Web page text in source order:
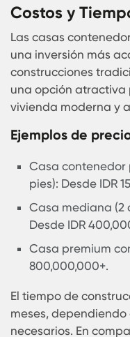
Las casas
una inversión más